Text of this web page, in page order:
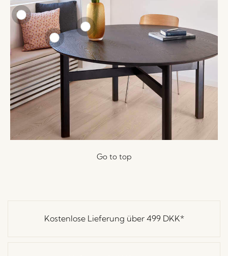
Go to top
Kostenlose Lieferung über 499 DKK*